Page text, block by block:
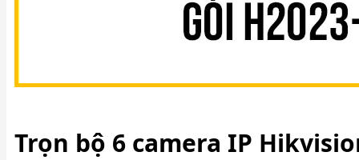
Trọn bộ 6 camera IP